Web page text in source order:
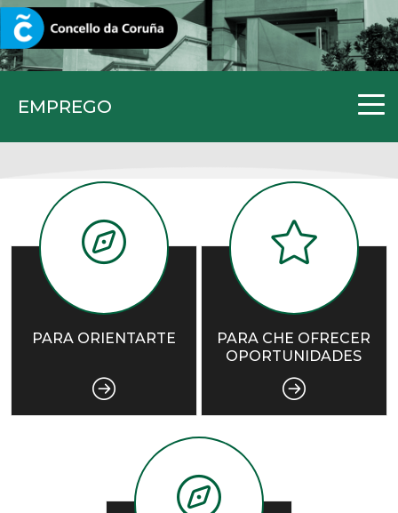
EMPREGO
CORUNA.GAL
PARA ORIENTARTE
PARA CHE OFRECER
OPORTUNIDADES